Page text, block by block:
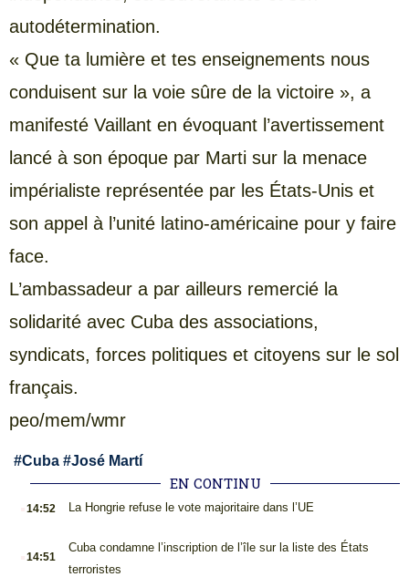
autodétermination.
« Que ta lumière et tes enseignements nous
conduisent sur la voie sûre de la victoire », a
manifesté Vaillant en évoquant l’avertissement
lancé à son époque par Marti sur la menace
impérialiste représentée par les États-Unis et
son appel à l’unité latino-américaine pour y faire
face.
L’ambassadeur a par ailleurs remercié la
solidarité avec Cuba des associations,
syndicats, forces politiques et citoyens sur le sol
français.
peo/mem/wmr
#Cuba #José Martí
EN CONTINU
14:52 La Hongrie refuse le vote majoritaire dans l’UE
14:51
Cuba condamne l’inscription de l’île sur la liste des États
terroristes